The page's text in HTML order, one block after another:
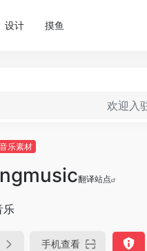
设计 摸鱼
欢迎入
音乐素材
翻译站点
乐
手机查看